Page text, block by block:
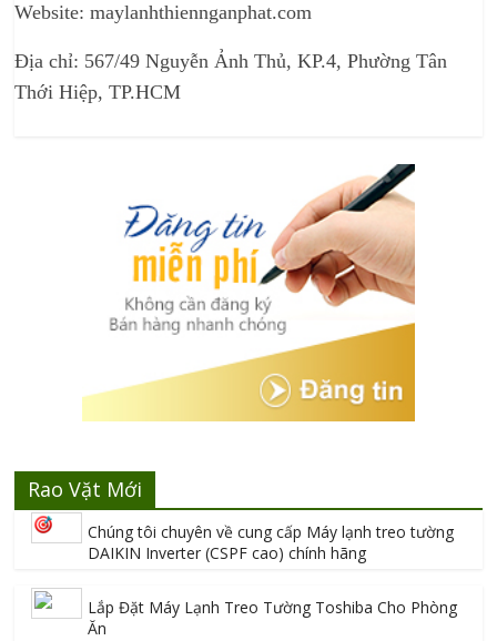
Website: maylanhthiennganphat.com
Địa chỉ: 567/49 Nguyễn Ảnh Thủ, KP.4, Phường Tân
Thới Hiệp, TP.HCM
Rao Vặt Mới
Chúng tôi chuyên về cung cấp Máy lạnh treo tường
DAIKIN Inverter (CSPF cao) chính hãng
Lắp Đặt Máy Lạnh Treo Tường Toshiba Cho Phòng
Ăn